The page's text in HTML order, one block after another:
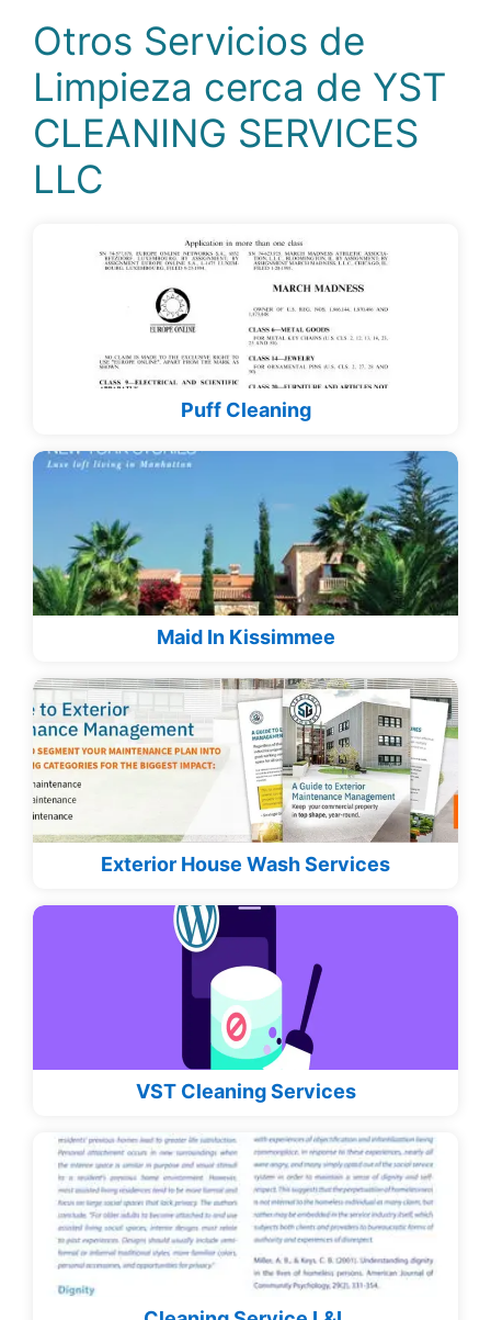
Otros Servicios de
Limpieza cerca de YST
CLEANING SERVICES
LLC
Puff Cleaning
Maid In Kissimmee
Exterior House Wash Services
VST Cleaning Services